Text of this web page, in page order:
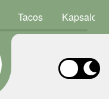
Tacos Kapsalon